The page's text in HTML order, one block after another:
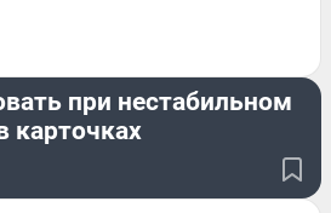
при нестабильном
карточках